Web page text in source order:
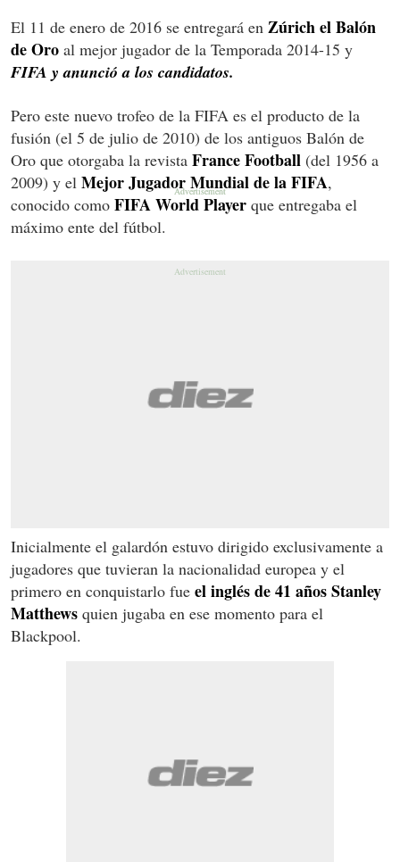
El 11 de enero de 2016 se entregará en Zúrich el Balón
de Oro al mejor jugador de la Temporada 2014-15 y
FIFA y anunció a los candidatos.
Pero este nuevo trofeo de la FIFA es el producto de la
fusión (el 5 de julio de 2010) de los antiguos Balón de
Oro que otorgaba la revista France Football (del 1956 a
2009) y el Mejor Jugador Mundial de la FIFA,
conocido como FIFA World Player que entregaba el
máximo ente del fútbol.
Inicialmente el galardón estuvo dirigido exclusivamente a
jugadores que tuvieran la nacionalidad europea y el
primero en conquistarlo fue el inglés de 41 años Stanley
Matthews quien jugaba en ese momento para el
Blackpool.